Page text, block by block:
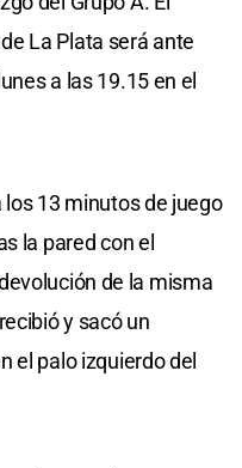
La Plata será ante
a las 19.15 en el
los 13 minutos de juego
la pared con el
de la misma
y sacó un
el palo izquierdo del